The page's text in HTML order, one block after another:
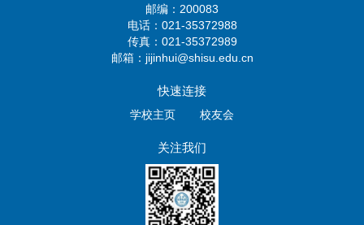
邮编：200083
电话：021-35372988
传真：021-35372989
邮箱：jijinhui@shisu.edu.cn
快速连接
学校主页 校友会
关注我们